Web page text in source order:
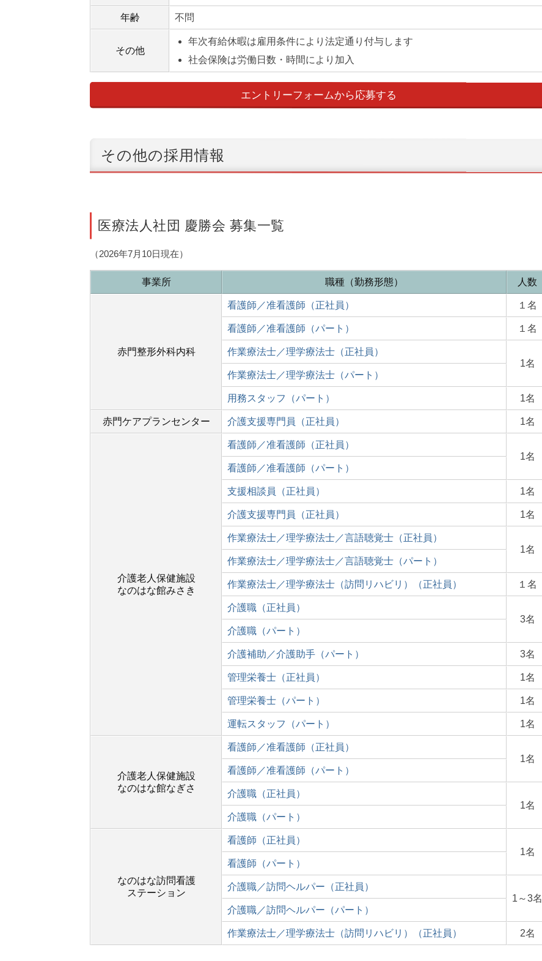
年齢 不問
その他
年次有給休暇は雇用条件により法定通り付与します
社会保険は労働日数・時間により加入
エントリーフォームから応募する
その他の採用情報
医療法人社団 慶勝会 募集一覧
（2026年7月10日現在）
事業所 職種（勤務形態） 人数
赤門整形外科内科
看護師／准看護師（正社員） １名
看護師／准看護師（パート） １名
作業療法士／理学療法士（正社員）
1名
作業療法士／理学療法士（パート）
用務スタッフ（パート） 1名
赤門ケアプランセンター 介護支援専門員（正社員） 1名
介護老人保健施設
なのはな館みさき
看護師／准看護師（正社員）
1名
看護師／准看護師（パート）
支援相談員（正社員） 1名
介護支援専門員（正社員） 1名
作業療法士／理学療法士／言語聴覚士（正社員）
1名
作業療法士／理学療法士／言語聴覚士（パート）
作業療法士／理学療法士（訪問リハビリ）（正社員） １名
介護職（正社員）
3名
介護職（パート）
介護補助／介護助手（パート） 3名
管理栄養士（正社員） 1名
管理栄養士（パート） 1名
運転スタッフ（パート） 1名
介護老人保健施設
なのはな館なぎさ
看護師／准看護師（正社員）
1名
看護師／准看護師（パート）
介護職（正社員）
1名
介護職（パート）
なのはな訪問看護
ステーション
看護師（正社員）
1名
看護師（パート）
介護職／訪問ヘルパー（正社員）
1～3名
介護職／訪問ヘルパー（パート）
作業療法士／理学療法士（訪問リハビリ）（正社員） 2名